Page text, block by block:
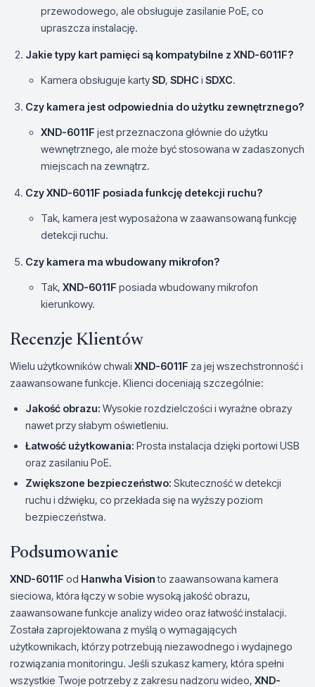
przewodowego, ale obsługuje zasilanie PoE, co
upraszcza instalację.
Jakie typy kart pamięci są kompatybilne z XND-6011F?
Kamera obsługuje kartySD, SDHCi SDXC.
Czy kamera jest odpowiednia do użytku zewnętrznego?
XND-6011F jest przeznaczona głównie do użytku
wewnętrznego, ale może być stosowana w zadaszonych
miejscach na zewnątrz.
Czy XND-6011F posiada funkcję detekcji ruchu?
Tak, kamera jest wyposażona w zaawansowaną funkcję
detekcji ruchu.
Czy kamera ma wbudowany mikrofon?
Tak, XND-6011F posiada wbudowany mikrofon
kierunkowy.
Recenzje Klientów
Wielu użytkowników chwali XND-6011F za jej wszechstronność i
zaawansowane funkcje. Klienci doceniają szczególnie:
Jakość obrazu: Wysokie rozdzielczości i wyraźne obrazy
nawet przy słabym oświetleniu.
Łatwość użytkowania: Prosta instalacja dzięki portowi USB
oraz zasilaniu PoE.
Zwiększone bezpieczeństwo: Skuteczność w detekcji
ruchu i dźwięku, co przekłada się na wyższy poziom
bezpieczeństwa.
Podsumowanie
XND-6011F od Hanwha Visionto zaawansowana kamera
sieciowa, która łączy w sobie wysoką jakość obrazu,
zaawansowane funkcje analizy wideo oraz łatwość instalacji.
Została zaprojektowana z myślą o wymagających
użytkownikach, którzy potrzebują niezawodnego i wydajnego
rozwiązania monitoringu. Jeśli szukasz kamery, która spełni
wszystkie Twoje potrzeby z zakresu nadzoru wideo, XND-